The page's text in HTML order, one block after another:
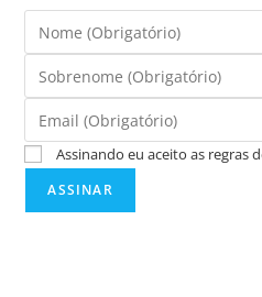
Assinando eu aceito as regras